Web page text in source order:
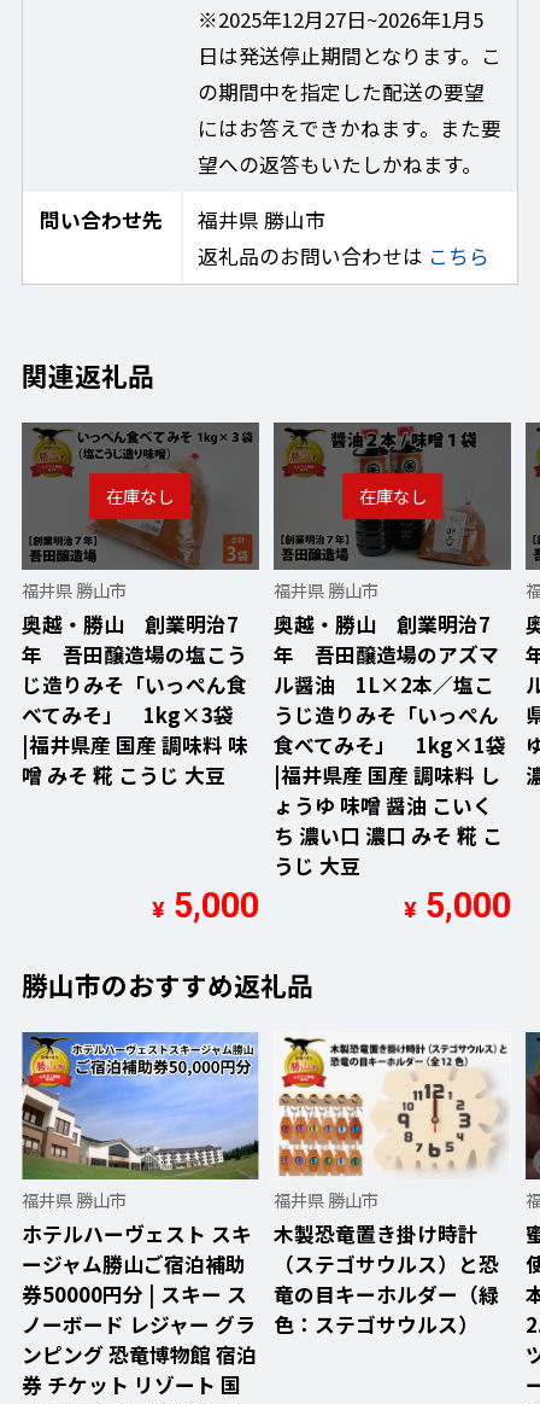
※2025年12月27日~2026年1月5
日は発送停止期間となります。こ
の期間中を指定した配送の要望
にはお答えできかねます。また要
望への返答もいたしかねます。
問い合わせ先
福井県 勝山市
返礼品のお問い合わせは こちら
関連返礼品
福井県 勝山市
奥越・勝山 創業明治7
年 吾田醸造場の塩こう
じ造りみそ「いっぺん食
べてみそ」 1kg×3袋
|福井県産 国産 調味料 味
噌 みそ 糀 こうじ 大豆
¥ 5,000
福井県 勝山市
奥越・勝山 創業明治7
年 吾田醸造場のアズマ
ル醤油 1L×2本／塩こ
うじ造りみそ「いっぺん
食べてみそ」 1kg×1袋
|福井県産 国産 調味料 し
ょうゆ 味噌 醤油 こいく
ち 濃い口 濃口 みそ 糀 こ
うじ 大豆
¥ 5,000
勝山市のおすすめ返礼品
福井県 勝山市
ホテルハーヴェスト スキ
ージャム勝山ご宿泊補助
券50000円分 | スキー ス
ノーボード レジャー グラ
ンピング 恐竜博物館 宿泊
券 チケット リゾート 国
福井県 勝山市
木製恐竜置き掛け時計
（ステゴサウルス）と恐
竜の目キーホルダー（緑
色：ステゴサウルス）